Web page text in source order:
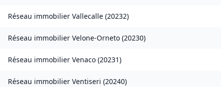
Réseau immobilier Vallecalle (20232)
Réseau immobilier Velone-Orneto (20230)
Réseau immobilier Venaco (20231)
Réseau immobilier Ventiseri (20240)